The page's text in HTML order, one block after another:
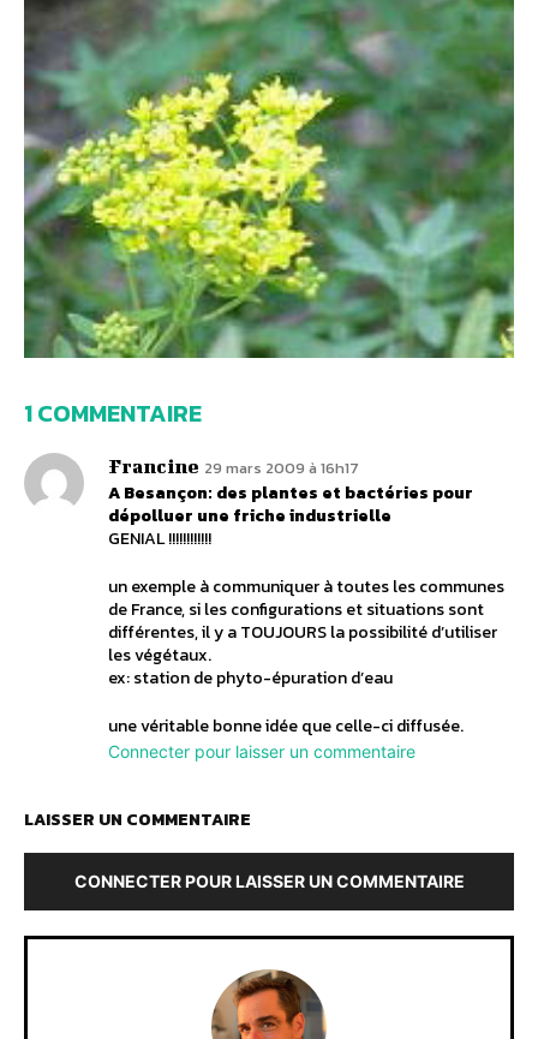
1 COMMENTAIRE
Francine 29 mars 2009 à 16h17
A Besançon: des plantes et bactéries pour
dépolluer une friche industrielle
GENIAL !!!!!!!!!!!!
un exemple à communiquer à toutes les communes
de France, si les configurations et situations sont
différentes, il y a TOUJOURS la possibilité d’utiliser
les végétaux.
ex: station de phyto-épuration d’eau
une véritable bonne idée que celle-ci diffusée.
Connecter pour laisser un commentaire
LAISSER UN COMMENTAIRE
CONNECTER POUR LAISSER UN COMMENTAIRE